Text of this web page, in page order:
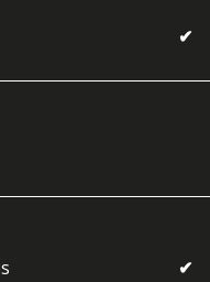
✔
✔